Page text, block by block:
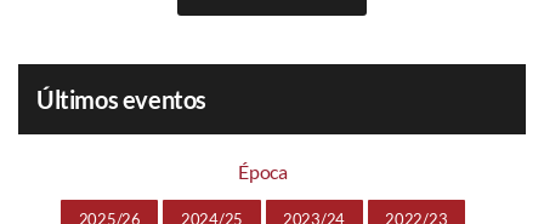
Últimos eventos
Época
2025/26 2024/25 2023/24 2022/23